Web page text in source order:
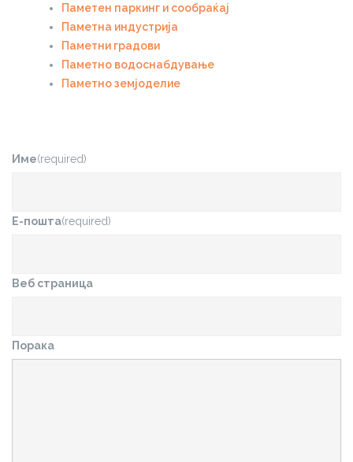
Паметен паркинг и сообраќај
Паметна индустрија
Паметни градови
Паметно водоснабдување
Паметно земјоделие
Име(required)
Е-пошта(required)
Веб страница
Порака